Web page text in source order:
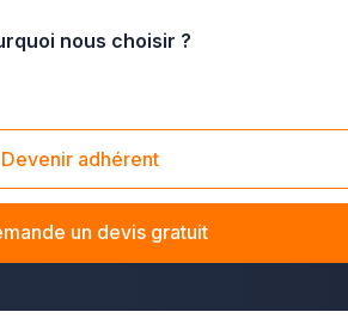
nous choisir ?
Devenir adhérent
un devis gratuit
pro vous met en relation avec les
votre système de chauffage ou